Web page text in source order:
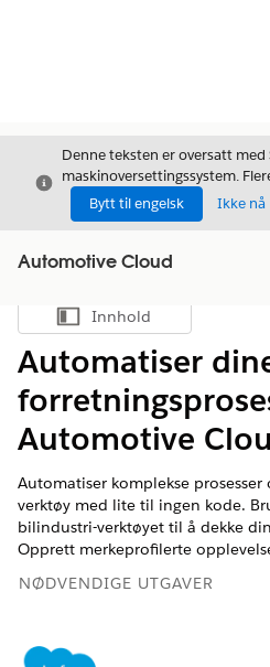
Avslutt
Denne teksten er oversatt med
maskinoversettingssystem.
Bytt til engelsk
Ikke nå
Automotive Cloud
Vis innholdsfortegnelse
Innhold
Automatiser
Automotive
Automatiser komplekse
verktøy med lite til ingen kode.
bilindustri-verktøyet til å dekke
Opprett merkeprofilerte
NØDVENDIGE UTGAVER